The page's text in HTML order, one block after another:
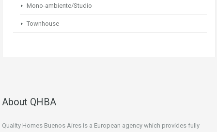
Mono-ambiente/Studio
Townhouse
About QHBA
Quality Homes Buenos Aires is a European agency which provides fully